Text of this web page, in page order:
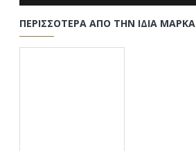
ΠΕΡΙΣΣΌΤΕΡΑ ΑΠΌ ΤΗΝ ΊΔΙΑ ΜΆΡΚΑ